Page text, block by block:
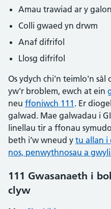
Amau trawiad ar y galon
Colli gwaed yn drwm
Anaf difrifol
Llosg difrifol
Os ydych chi'n teimlo'n
yw'r broblem, ewch at ein
neu ffoniwch 111 . Er
galwad. Mae galwadau i
linellau tir a ffonau
beth i’w wneud y tu allan i
nos, penwythnosau a
111 Gwasanaeth i
clyw